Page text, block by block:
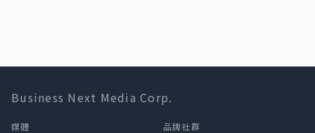
Business Next Media Corp.
媒體 品牌社群